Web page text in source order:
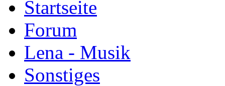
Forum
Lena - Musik
Sonstiges